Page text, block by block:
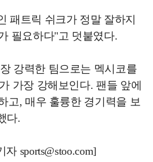
패트릭 쉬크가 정말 잘하지
필요하다"고 덧붙였다.
강력한 팀으로는 멕시코를
가장 강해보인다. 팬들 앞에
고, 매우 훌륭한 경기력을 보
다.
sports@stoo.com]